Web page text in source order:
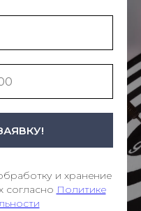
и хранение
согласно Политике